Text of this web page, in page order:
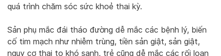
quá trình chăm sóc sức khoẻ thai kỳ.
Sản phụ mắc đái tháo đường dễ mắc các bệnh lý, biến
cố tim mạch như nhiễm trùng, tiền sản giật, sản giật,
nguy cơ thai to khó sanh, trẻ cũng dễ mắc các rối loạn